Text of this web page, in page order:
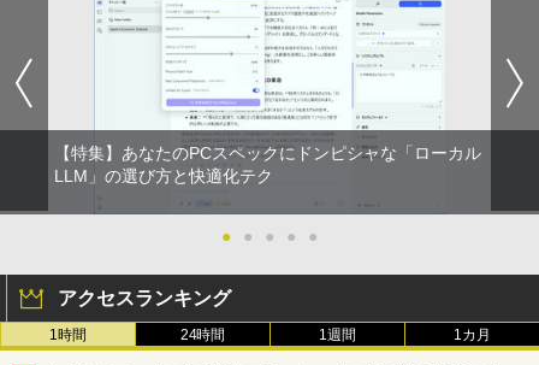
【特集】あなたのPCスペックにドンピシャな「ローカル
LLM」の選び方と快適化テク
● ● ● ● ●
アクセスランキング
1時間 24時間 1週間 1カ月